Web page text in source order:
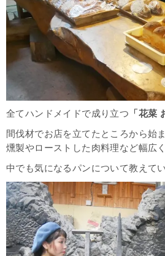
全てハンドメイドで成り立つ 「花菜
間伐材でお店を立てたところから始
燻製やローストした肉料理など幅広
中でも気になるパンについて教えて